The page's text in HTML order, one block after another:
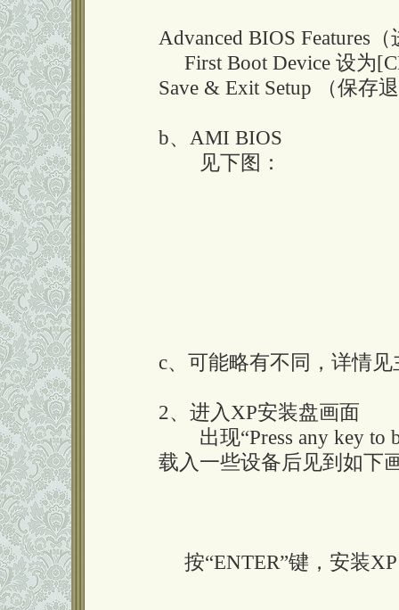
Advanced BIOS Features
First Boot Device 设为
Save & Exit Setup （保存
b、AMI BIOS
见下图：
c、可能略有不同，详情
2、进入XP安装盘画面
出现“Press any key to
载入一些设备后见到如下
按“ENTER”键，安装XP